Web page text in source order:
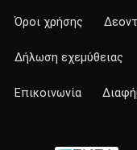
Όροι χρήσης
Δήλωση εχεμύθειας
Επικοινωνία